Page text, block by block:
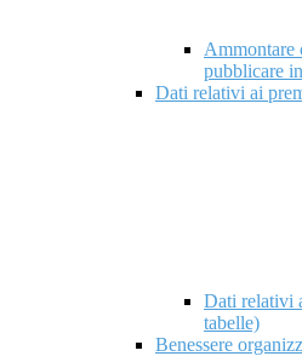
Ammontare
pubblicare
Dati relativi ai
Dati relativi
tabelle)
Benessere